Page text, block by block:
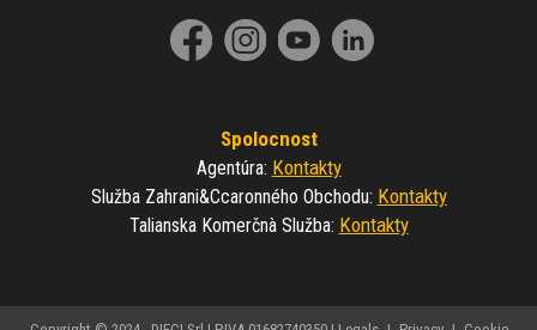
Spolocnost
Agentúra: Kontakty
Služba Zahrani&ccaronného Obchodu: Kontakty
Talianska Komerčnà Služba: Kontakty